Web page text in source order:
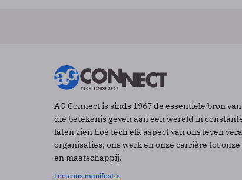
AG Connect is sinds 1967 de essentiële bron
die betekenis geven aan een wereld in
laten zien hoe tech elk aspect van ons leven
organisaties, ons werk en onze carrière tot
en maatschappij.
Lees ons manifest >